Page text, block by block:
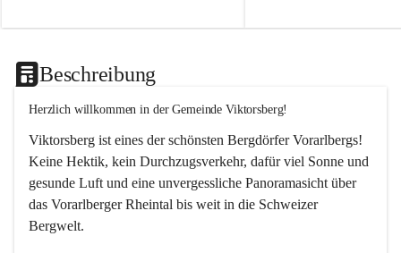
Beschreibung
Herzlich willkommen in der Gemeinde Viktorsberg!
Viktorsberg ist eines der schönsten Bergdörfer Vorarlbergs!
Keine Hektik, kein Durchzugsverkehr, dafür viel Sonne und
gesunde Luft und eine unvergessliche Panoramasicht über
das Vorarlberger Rheintal bis weit in die Schweizer
Bergwelt.